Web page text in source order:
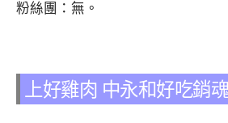
粉絲團：無。
上好雞肉 中永和好吃銷